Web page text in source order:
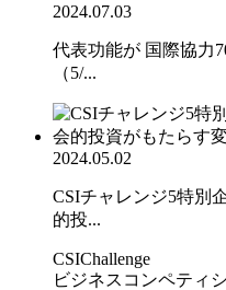
2024.07.03
代表功能が 国際協力
（5/...
2024.05.02
CSIチャレンジ5特別
的投...
CSIChallenge
ビジネスコンペティ